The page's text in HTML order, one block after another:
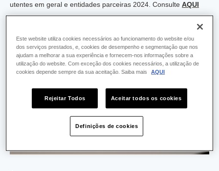
utentes em geral e entidades parceiras 2024. Consulte AQUI
Este website utiliza cookies necessários ao funcionamento do website e/ou
dos serviços prestados, e, cookies de desempenho e segmentação que nos
ajudam a melhorar a sua experiência e fornecem-nos informações sobre a
utilização do website. Com exceção dos cookies necessários, a utilização de
cookies depende sempre da sua aceitação. Saiba mais
AQUI
Rejeitar Todos Aceitar todos os cookies
Definições de cookies